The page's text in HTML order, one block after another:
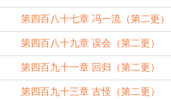
第四百八十七章 冯一流（第二更）
第四百八十九章 误会（第二更）
第四百九十一章 回归（第二更）
第四百九十三章 古怪（第二更）